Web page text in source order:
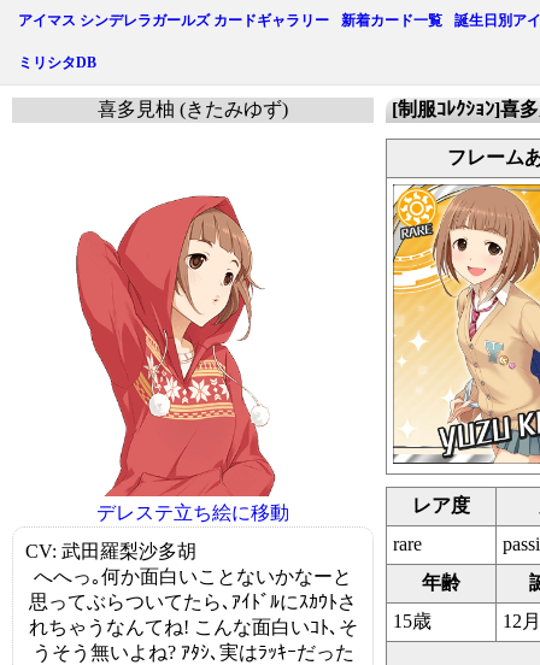
アイマス シンデレラガールズ カードギャラリー 新着カード一覧 誕生日別ア
ミリシタDB
[制服ｺﾚｸｼｮﾝ]喜
フレーム
レア度
rare
年齢
15歳
12
喜多見柚 (きたみゆず)
デレステ立ち絵に移動
CV: 武田羅梨沙多胡
へへっ｡何か面白いことないかなーと
思ってぶらついてたら､ｱｲﾄﾞﾙにｽｶｳﾄさ
れちゃうなんてね! こんな面白いｺﾄ､そ
うそう無いよね? ｱﾀｼ､実はﾗｯｷｰだった